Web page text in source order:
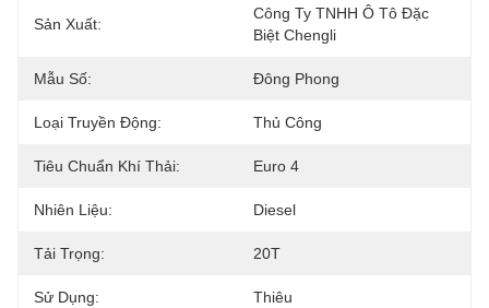
Sản Xuất:
Công Ty TNHH Ô Tô Đặc
Biệt Chengli
Mẫu Số: Đông Phong
Loại Truyền Động: Thủ Công
Tiêu Chuẩn Khí Thải: Euro 4
Nhiên Liệu: Diesel
Tải Trọng: 20T
Sử Dụng: Thiêu